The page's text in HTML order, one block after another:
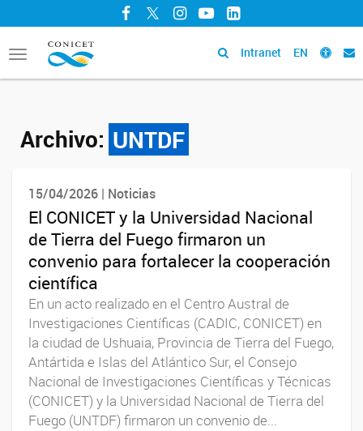
Facebook
TwitterInstagram
YouTubeLinkedIn
Toggle
navigation
Intranet EN
Archivo: UNTDF
15/04/2026 | Noticias
El CONICET y la Universidad Nacional
de Tierra del Fuego firmaron un
convenio para fortalecer la cooperación
científica
En un acto realizado en el Centro Austral de
Investigaciones Científicas (CADIC, CONICET) en
la ciudad de Ushuaia, Provincia de Tierra del Fuego,
Antártida e Islas del Atlántico Sur, el Consejo
Nacional de Investigaciones Científicas y Técnicas
(CONICET) y la Universidad Nacional de Tierra del
Fuego (UNTDF) firmaron un convenio de...